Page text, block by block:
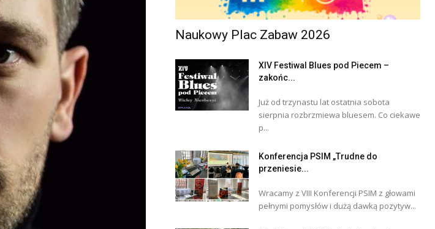
Naukowy Plac Zabaw 2026
XIV Festiwal Blues pod Piecem –
zakońc...
Już od trzynastu lat ostatnia sobota
sierpnia rozbrzmiewa bluesem. Co ciekawe
p...
Konferencja PSIM „Trudne do
przeniesie...
Wracamy z VIII Konferencji PSIM z głowami
pełnymi pomysłów i dużą dawką pozytyw...